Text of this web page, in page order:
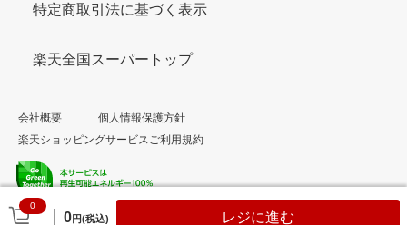
0
0円(税込) レジに進む
特定商取引法に基づく表示
楽天全国スーパートップ
会社概要
個人情報保護方針
楽天ショッピングサービスご利用規約
© Rakuten Group, Inc.